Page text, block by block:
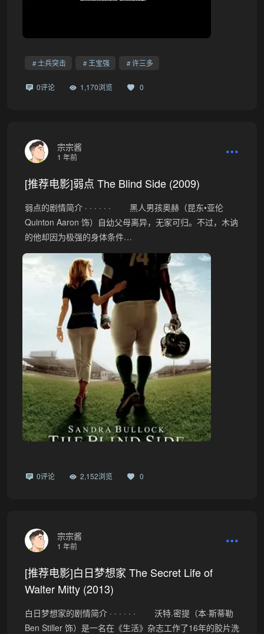
士兵突击 王宝强 许三多
0评论 1,170浏览 0
宗宗酱
1 年前
[推荐电影]弱点 The Blind Side (2009)
弱点的剧情简介 · · · · · · 黑人男孩奥赫（昆东•亚伦
Quinton Aaron 饰）自幼父母离异，无家可归。不过，木讷
的他却因为极强的身体条件…
0评论 2,152浏览 0
宗宗酱
1 年前
[推荐电影]白日梦想家 The Secret Life of
Walter Mitty (2013)
白日梦想家的剧情简介 · · · · · · 沃特.密提（本·斯蒂勒
Ben Stiller 饰）是一名在《生活》杂志工作了16年的胶片洗